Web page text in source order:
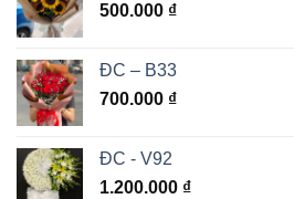
500.000 ₫
ĐC – B33
700.000 ₫
ĐC - V92
1.200.000 ₫